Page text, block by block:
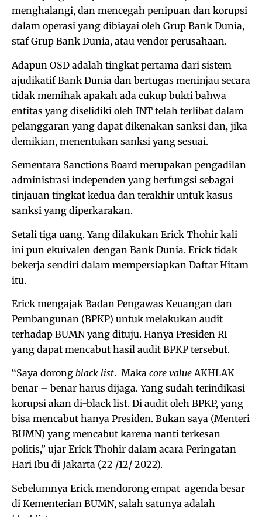
menghalangi, dan mencegah penipuan dan korupsi
dalam operasi yang dibiayai oleh Grup Bank Dunia,
staf Grup Bank Dunia, atau vendor perusahaan.
Adapun OSD adalah tingkat pertama dari sistem
ajudikatif Bank Dunia dan bertugas meninjau secara
tidak memihak apakah ada cukup bukti bahwa
entitas yang diselidiki oleh INT telah terlibat dalam
pelanggaran yang dapat dikenakan sanksi dan, jika
demikian, menentukan sanksi yang sesuai.
Sementara Sanctions Board merupakan pengadilan
administrasi independen yang berfungsi sebagai
tinjauan tingkat kedua dan terakhir untuk kasus
sanksi yang diperkarakan.
Setali tiga uang. Yang dilakukan Erick Thohir kali
ini pun ekuivalen dengan Bank Dunia. Erick tidak
bekerja sendiri dalam mempersiapkan Daftar Hitam
itu.
Erick mengajak Badan Pengawas Keuangan dan
Pembangunan (BPKP) untuk melakukan audit
terhadap BUMN yang dituju. Hanya Presiden RI
yang dapat mencabut hasil audit BPKP tersebut.
“Saya dorong black list. Maka core value AKHLAK
benar – benar harus dijaga. Yang sudah terindikasi
korupsi akan di-black list. Di audit oleh BPKP, yang
bisa mencabut hanya Presiden. Bukan saya (Menteri
BUMN) yang mencabut karena nanti terkesan
politis,” ujar Erick Thohir dalam acara Peringatan
Hari Ibu di Jakarta (22 /12/ 2022).
Sebelumnya Erick mendorong empat agenda besar
di Kementerian BUMN, salah satunya adalah